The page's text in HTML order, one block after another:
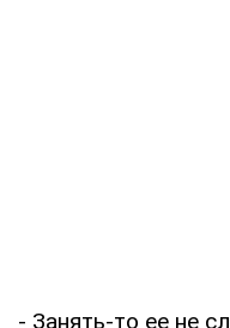
- Занять-то ее не